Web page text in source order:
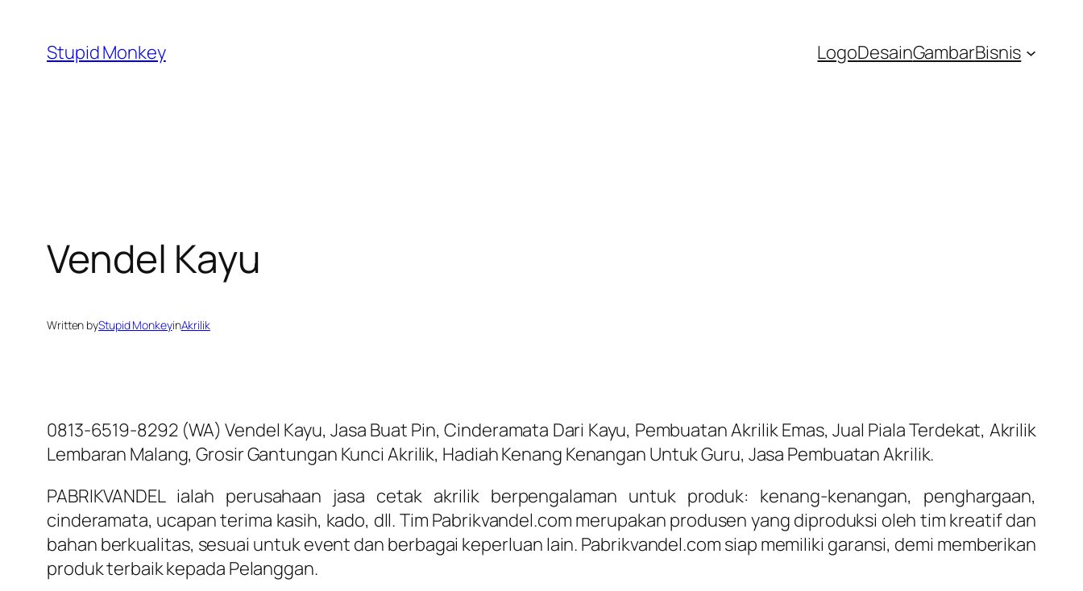
content
Stupid Monkey LogoDesainGambarBisnis
Vendel Kayu
Written byStupid MonkeyinAkrilik
0813-6519-8292 (WA) Vendel Kayu, Jasa Buat Pin, Cinderamata Dari Kayu, Pembuatan Akrilik Emas, Jual Piala Terdekat, Akrilik
Lembaran Malang, Grosir Gantungan Kunci Akrilik, Hadiah Kenang Kenangan Untuk Guru, Jasa Pembuatan Akrilik.
PABRIKVANDEL ialah perusahaan jasa cetak akrilik berpengalaman untuk produk: kenang-kenangan, penghargaan,
cinderamata, ucapan terima kasih, kado, dll. Tim Pabrikvandel.com merupakan produsen yang diproduksi oleh tim kreatif dan
bahan berkualitas, sesuai untuk event dan berbagai keperluan lain. Pabrikvandel.com siap memiliki garansi, demi memberikan
produk terbaik kepada Pelanggan.